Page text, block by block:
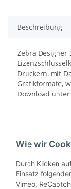
Beschreibung
Zebra Designer
Druckern, mit
Grafikformate,
Download
Wie wir
Durch Klicken
Einsatz
Vimeo,